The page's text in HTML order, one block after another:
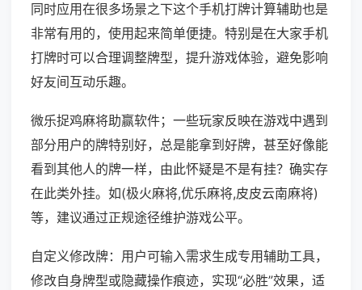
同时应用在很多场景之下这个手机打牌计算辅助也是
非常有用的，使用起来简单便捷。特别是在大家手机
打牌时可以合理调整牌型，提升游戏体验，避免影响
好友间互动乐趣。
微乐捉鸡麻将助赢软件；一些玩家反映在游戏中遇到
部分用户的牌特别好，总是能拿到好牌，甚至好像能
看到其他人的牌一样，由此怀疑是不是有挂？确实存
在此类外挂。如(极火麻将,优乐麻将,皮皮云南麻将)
等，建议通过正规途径维护游戏公平。
自定义修改牌：用户可输入需求生成专用辅助工具，
修改自身牌型或隐藏操作痕迹，实现“必胜”效果，适